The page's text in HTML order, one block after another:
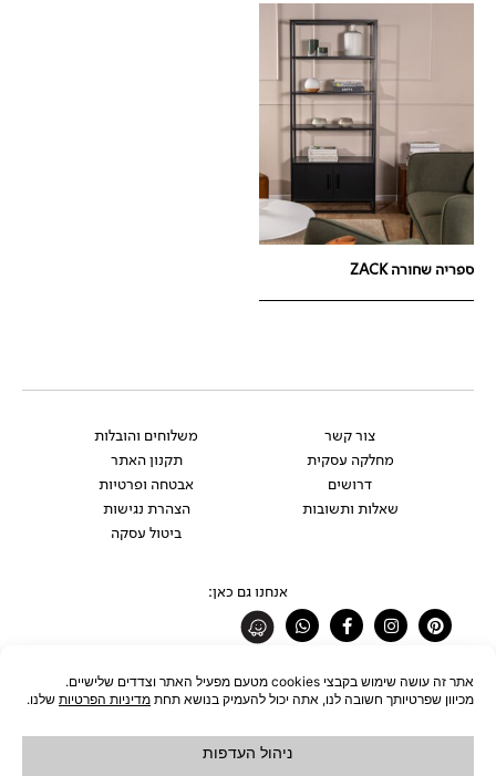
ספריה שחורה ZACK
צור קשר
מחלקה עסקית
דרושים
שאלות ותשובות
משלוחים והובלות
תקנון האתר
אבטחה ופרטיות
הצהרת נגישות
ביטול עסקה
אנחנו גם כאן:
Pinterest
Instagram
Facebook-
f
Whatsapp
רוצים להתעדכן לפני כולם?